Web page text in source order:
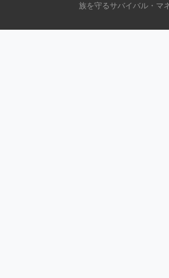
族を守るサバイバル・マ